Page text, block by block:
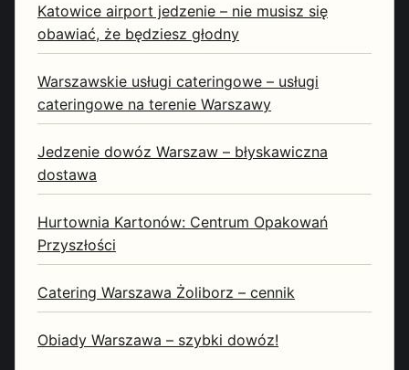
Katowice airport jedzenie – nie musisz się
obawiać, że będziesz głodny
Warszawskie usługi cateringowe – usługi
cateringowe na terenie Warszawy
Jedzenie dowóz Warszaw – błyskawiczna
dostawa
Hurtownia Kartonów: Centrum Opakowań
Przyszłości
Catering Warszawa Żoliborz – cennik
Obiady Warszawa – szybki dowóz!